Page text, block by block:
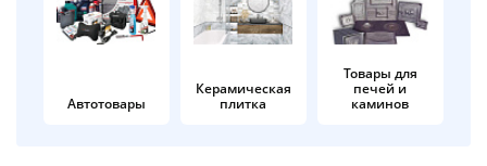
Автотовары
Керамическая
плитка
Товары для
печей и
каминов